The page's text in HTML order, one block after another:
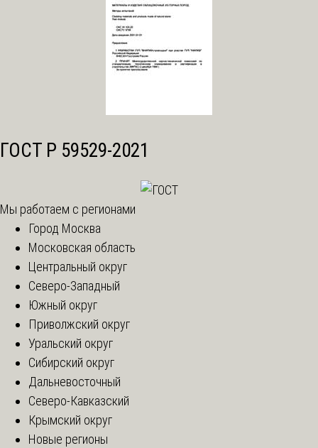
ГОСТ Р 59529-2021
Мы работаем с регионами
Город Москва
Московская область
Центральный округ
Северо-Западный
Южный округ
Приволжский округ
Уральский округ
Сибирский округ
Дальневосточный
Северо-Кавказский
Крымский округ
Новые регионы